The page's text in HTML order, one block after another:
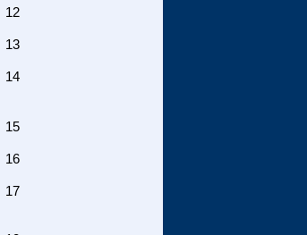
12
13
14
15
16
17